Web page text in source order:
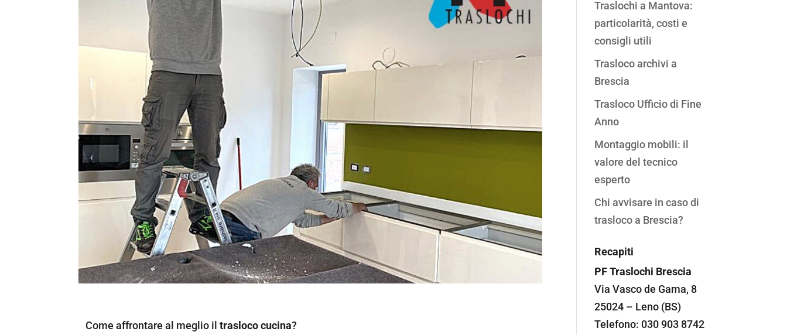
Come affrontare al meglio iltrasloco cucina?
Traslochi a Mantova:
particolarità, costi e
consigli utili
Trasloco archivi a
Brescia
Trasloco Ufficio di Fine
Anno
Montaggio mobili: il
valore del tecnico
esperto
Chi avvisare in caso di
trasloco a Brescia?
Recapiti
PF Traslochi Brescia
Via Vasco de Gama, 8
25024 – Leno (BS)
Telefono: 030 903 8742